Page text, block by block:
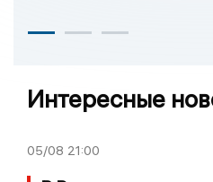
Интересные
05/08 21:00